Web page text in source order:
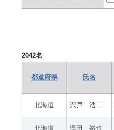
2042名
都道府県 氏名
北海道 宍戸 浩二
北海道 浮田 裕也